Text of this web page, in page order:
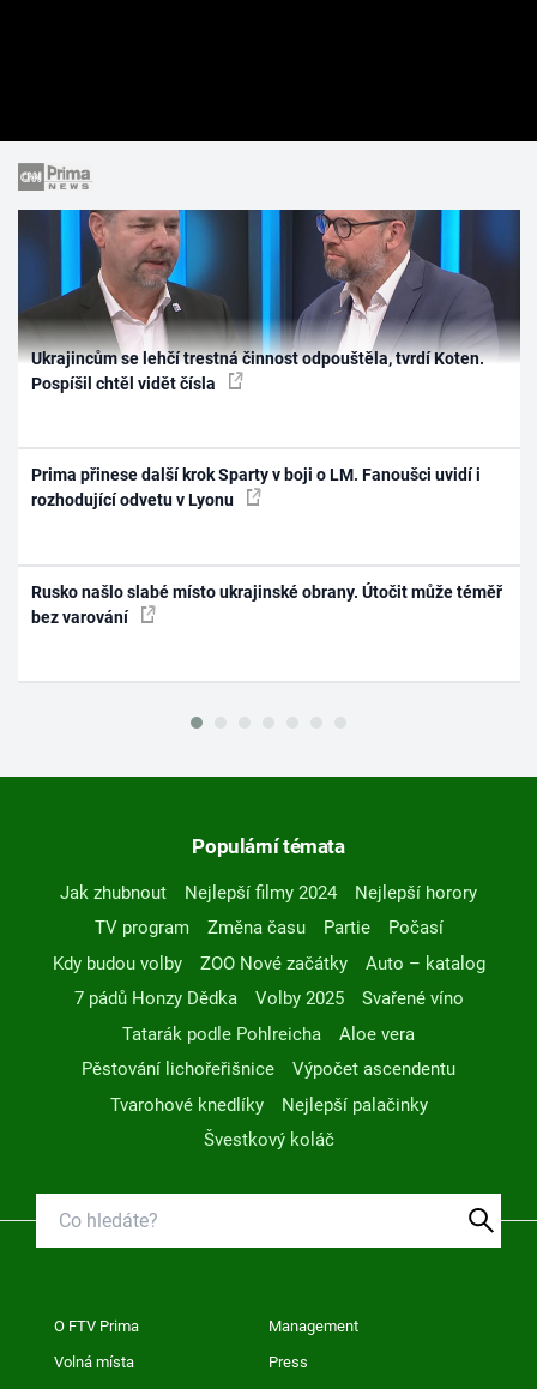
Ukrajincům se lehčí trestná činnost odpouštěla, tvrdí Koten.
Pospíšil chtěl vidět čísla
Prima přinese další krok Sparty v boji o LM. Fanoušci uvidí i
rozhodující odvetu v Lyonu
Rusko našlo slabé místo ukrajinské obrany. Útočit může téměř
bez varování
Populární témata
Jak zhubnout Nejlepší filmy 2024
Nejlepší horory
TV program
Změna času Partie
Počasí
Kdy budou volby
ZOO Nové začátky
Auto – katalog
7 pádů Honzy Dědka
Volby 2025
Svařené víno
Tatarák podle Pohlreicha
Aloe vera
Pěstování lichořeřišnice
Výpočet ascendentu
Tvarohové knedlíky
Nejlepší palačinky
Švestkový koláč
O FTV Prima Management
Volná místa Press